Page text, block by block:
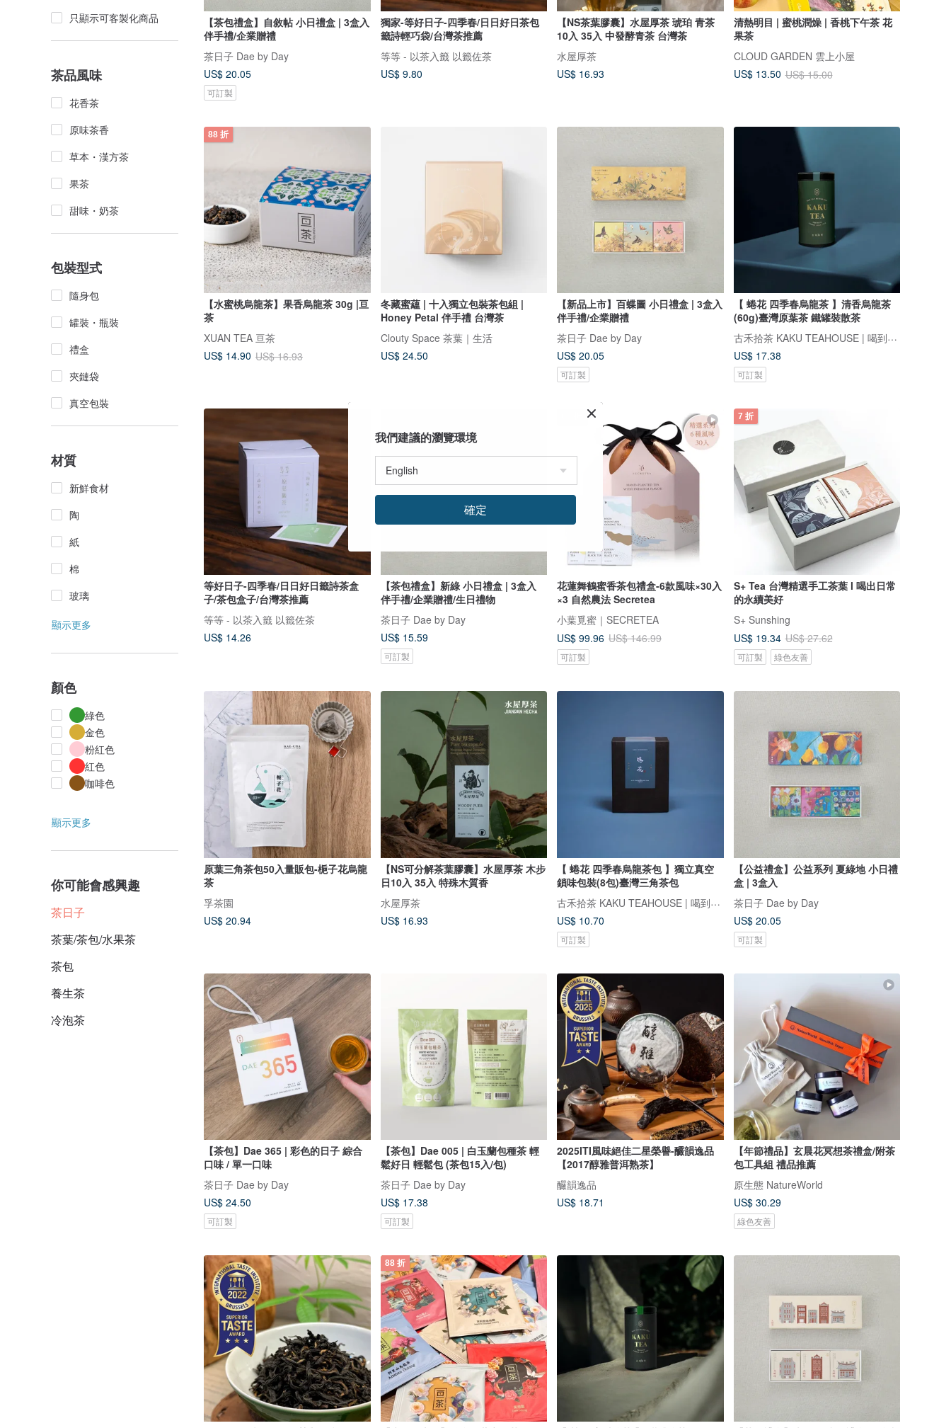
只顯示可客製化商品
茶品風味
花香茶
原味茶香
草本・漢方茶
果茶
甜味・奶茶
包裝型式
隨身包
罐裝・瓶裝
禮盒
夾鏈袋
真空包裝
材質
新鮮食材
陶
紙
棉
玻璃
顯示更多
顏色
綠色
金色
粉紅色
紅色
咖啡色
顯示更多
你可能會感興趣
茶日子
茶葉/茶包/水果茶
茶包
養生茶
冷泡茶
【茶包禮盒】自敘帖 小日禮盒 | 3盒入
伴手禮/企業贈禮
茶日子 Dae by Day
US$ 20.05
可訂製
獨家-等好日子-四季春/日日好日茶包
籤詩輕巧袋/台灣茶推薦
等等 - 以茶入籤 以籤佐茶
US$ 9.80
【NS茶葉膠囊】水屋厚茶 琥珀 青茶
10入 35入 中發酵青茶 台灣茶
水屋厚茶
US$ 16.93
清熱明目 | 蜜桃潤燥 | 香桃下午茶 花
果茶
CLOUD GARDEN 雲上小屋
US$ 13.50 US$ 15.00
88 折
【水蜜桃烏龍茶】果香烏龍茶 30g |亘
茶
XUAN TEA 亘茶
US$ 14.90 US$ 16.93
冬藏蜜蘊 | 十入獨立包裝茶包組 |
Honey Petal 伴手禮 台灣茶
Clouty Space 茶葉｜生活
US$ 24.50
【新品上市】百蝶圖 小日禮盒 | 3盒入
伴手禮/企業贈禮
茶日子 Dae by Day
US$ 20.05
可訂製
【 蜷花 四季春烏龍茶 】清香烏龍茶
(60g)臺灣原葉茶 鐵罐裝散茶
古禾拾茶 KAKU TEAHOUSE | 喝到好茶的日子 就是好日子
US$ 17.38
可訂製
等好日子-四季春/日日好日籤詩茶盒
子/茶包盒子/台灣茶推薦
等等 - 以茶入籤 以籤佐茶
US$ 14.26
【茶包禮盒】新綠 小日禮盒 | 3盒入
伴手禮/企業贈禮/生日禮物
茶日子 Dae by Day
US$ 15.59
可訂製
花蓮舞鶴蜜香茶包禮盒-6款風味×30入
×3 自然農法 Secretea
小葉覓蜜｜SECRETEA
US$ 99.96 US$ 146.99
可訂製
7 折
S+ Tea 台灣精選手工茶葉 l 喝出日常
的永續美好
S+ Sunshing
US$ 19.34 US$ 27.62
可訂製 綠色友善
原葉三角茶包50入量販包-梔子花烏龍
茶
孚茶園
US$ 20.94
【NS可分解茶葉膠囊】水屋厚茶 木步
日10入 35入 特殊木質香
水屋厚茶
US$ 16.93
【 蜷花 四季春烏龍茶包 】獨立真空
鎖味包裝(8包)臺灣三角茶包
古禾拾茶 KAKU TEAHOUSE | 喝到好茶的日子 就是好日子
US$ 10.70
可訂製
【公益禮盒】公益系列 夏綠地 小日禮
盒 | 3盒入
茶日子 Dae by Day
US$ 20.05
可訂製
【茶包】Dae 365 | 彩色的日子 綜合
口味 / 單一口味
茶日子 Dae by Day
US$ 24.50
可訂製
【茶包】Dae 005 | 白玉蘭包種茶 輕
鬆好日 輕鬆包 (茶包15入/包)
茶日子 Dae by Day
US$ 17.38
可訂製
2025ITI風味絕佳二星榮譽-釅韻逸品
【2017醇雅普洱熟茶】
釅韻逸品
US$ 18.71
【年節禮品】玄晨花冥想茶禮盒/附茶
包工具組 禮品推薦
原生態 NatureWorld
US$ 30.29
綠色友善
88 折
我們建議的瀏覽環境
確定